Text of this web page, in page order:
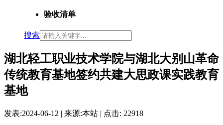
验收清单
搜索
湖北轻工职业技术学院与湖北大别山革命
传统教育基地签约共建大思政课实践教育
基地
发表:2024-06-12 | 来源:本站 | 点击: 22918